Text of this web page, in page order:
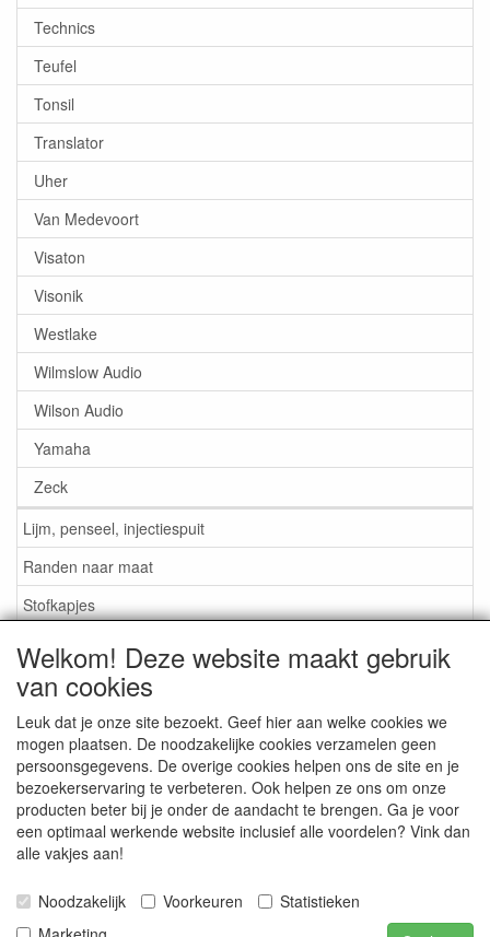
Technics
Teufel
Tonsil
Translator
Uher
Van Medevoort
Visaton
Visonik
Westlake
Wilmslow Audio
Wilson Audio
Yamaha
Zeck
Lijm, penseel, injectiespuit
Randen naar maat
Stofkapjes
Informatie
Foam of rubber randen?
Belangrijk bij bestellen
Nieuws
Contact / Gegevens
Algemene Voorwaarden
Welkom! Deze website maakt gebruik
van cookies
Leuk dat je onze site bezoekt. Geef hier aan welke cookies we
mogen plaatsen. De noodzakelijke cookies verzamelen geen
persoonsgegevens. De overige cookies helpen ons de site en je
bezoekerservaring te verbeteren. Ook helpen ze ons om onze
producten beter bij je onder de aandacht te brengen. Ga je voor
een optimaal werkende website inclusief alle voordelen? Vink dan
alle vakjes aan!
Noodzakelijk Voorkeuren
Statistieken